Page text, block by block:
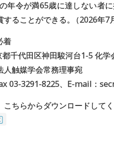
年令が満65歳に達しない者
することができる。
（2026年7
着
千代田区神田駿河台1-5 化学
学会常務理事宛
03-3291-8225、E-mail：
ちらからダウンロードしてく